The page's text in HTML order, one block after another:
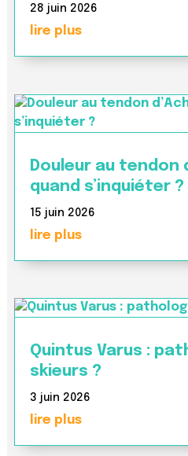
28 juin 2026
lire plus
Douleur au tendon
quand s’inquiéter ?
15 juin 2026
lire plus
Quintus Varus :
skieurs ?
3 juin 2026
lire plus